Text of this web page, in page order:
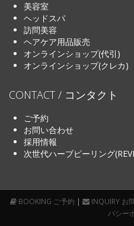
美容室
ヘッドスパ
訪問美容
ヘアケア用品販売
オンラインショップ(代引)
オンラインショップ(クレカ)
CONTACT / コンタクト
ご予約
お問い合わせ
採用情報
次世代ハーブピーリング
BOOKING ご予約 | INQUIRY お
バシー